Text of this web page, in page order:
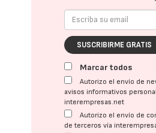
SUSCRIBIRME GRATIS
Marcar todos
Autorizo el envío de
avisos informativos
interempresas.net
Autorizo el envío de
de terceros vía